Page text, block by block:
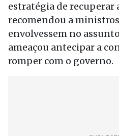
estratégia de recuperar
recomendou a
envolvessem no
ameaçou antecipar a
romper com o governo.